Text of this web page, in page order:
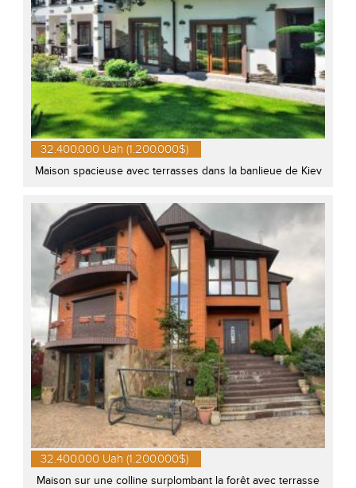
32.400.000 Uah (1.200.000$)
Maison spacieuse avec terrasses dans la banlieue de Kiev
32.400.000 Uah (1.200.000$)
Maison sur une colline surplombant la forêt avec terrasse